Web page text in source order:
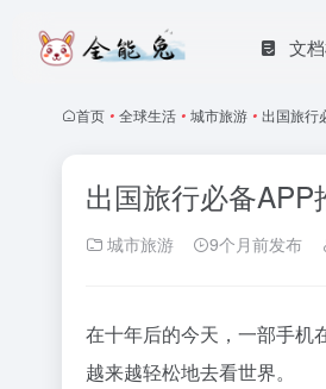
文
首页 • 全球生活 • 城市旅游 • 出国旅行
出国旅行必备
城市旅游 9个月前发布
在十年后的今天，一部手机
越来越轻松地去看世界。